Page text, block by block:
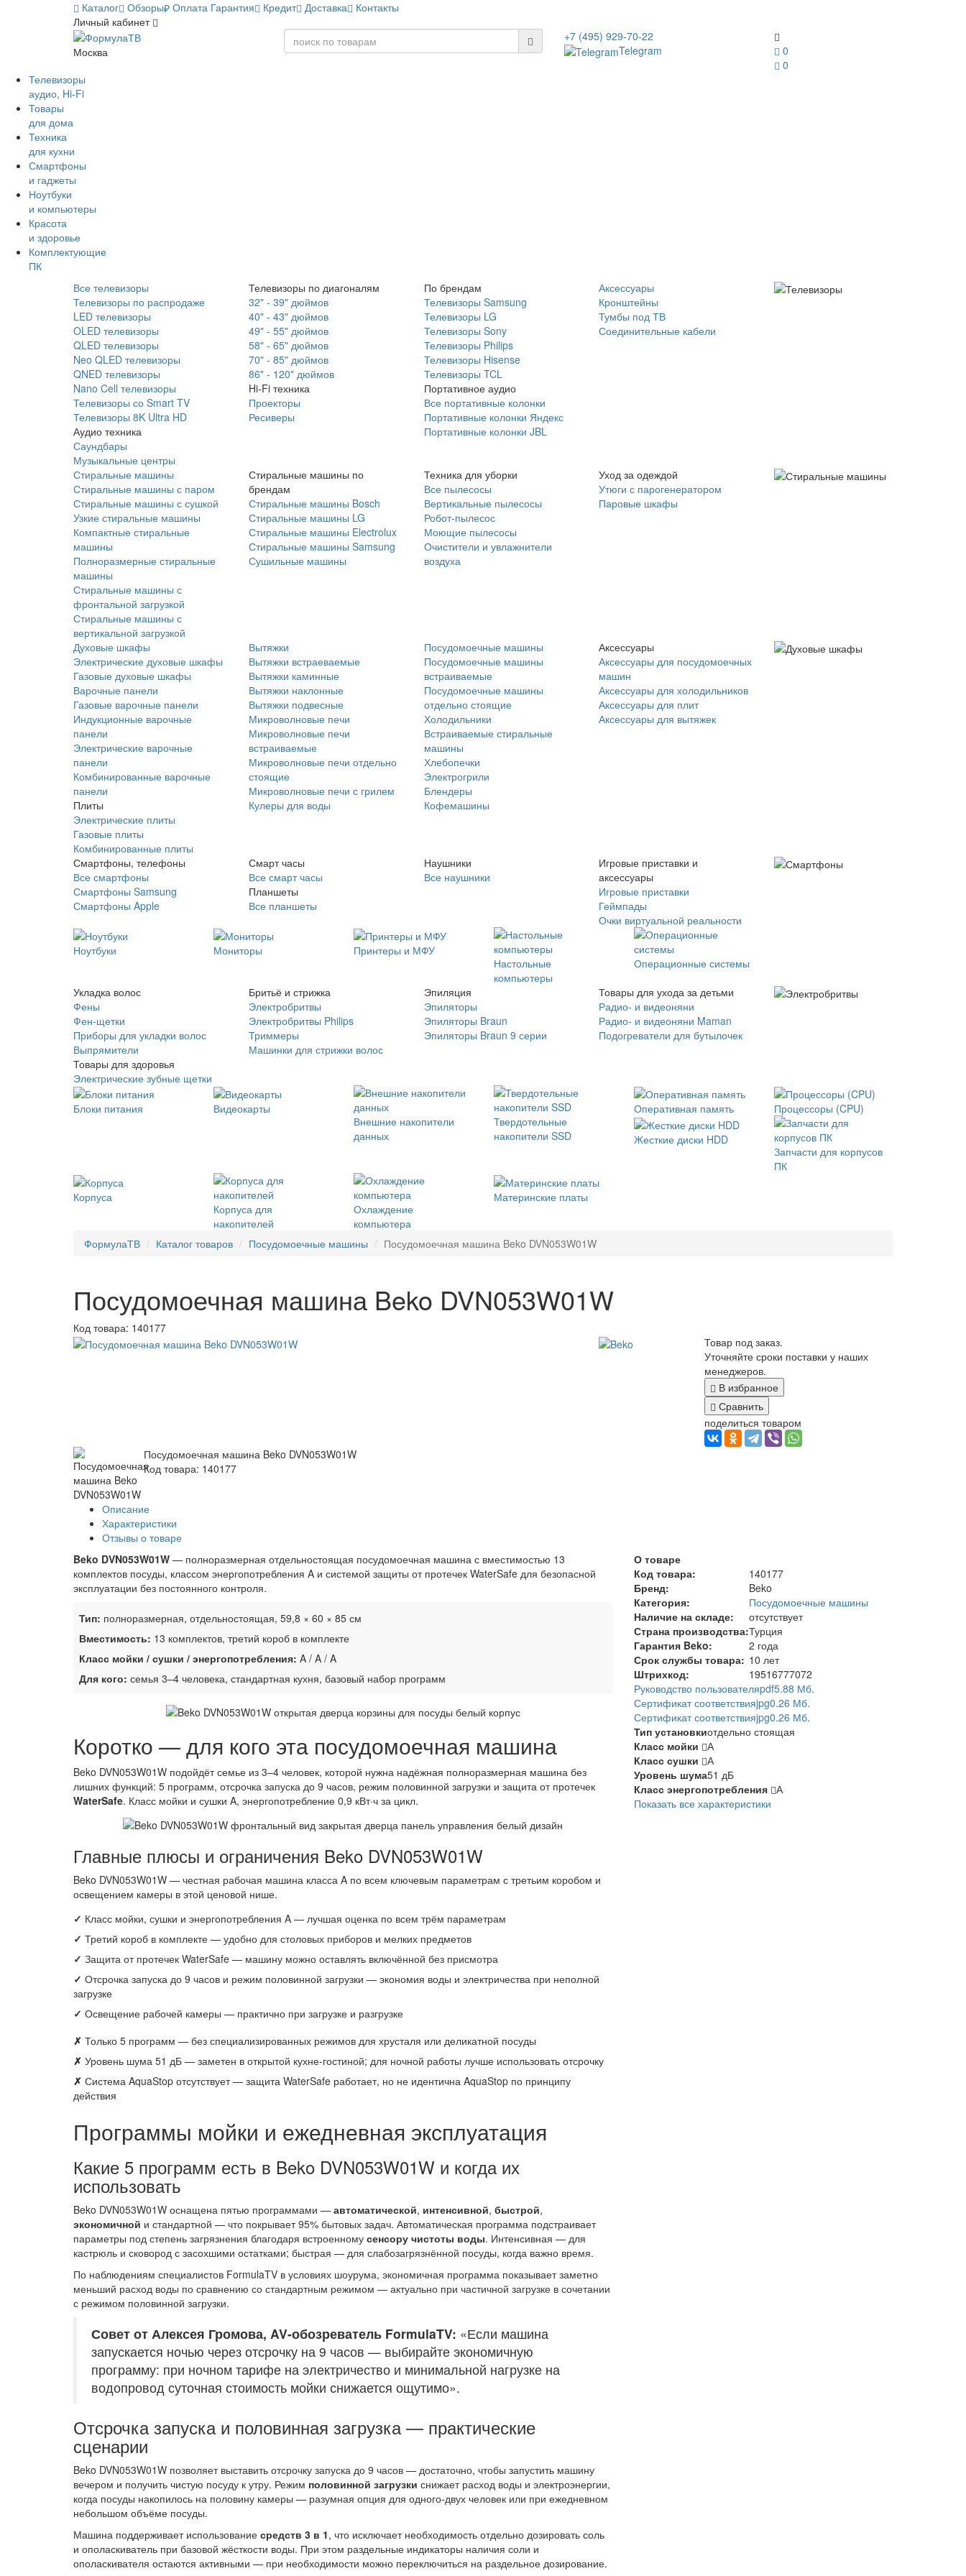
Каталог Обзоры Оплата Гарантия Кредит Доставка
Контакты
Личный кабинет
Москва
0
0
+7 (495) 929-70-22
Telegram
Телевизоры
аудио, Hi-Fi
Товары
для дома
Техника
для кухни
Смартфоны
и гаджеты
Ноутбуки
и компьютеры
Красота
и здоровье
Комплектующие
ПК
Все телевизоры
Телевизоры по распродаже
LED телевизоры
OLED телевизоры
QLED телевизоры
Neo QLED телевизоры
QNED телевизоры
Nano Cell телевизоры
Телевизоры со Smart TV
Телевизоры 8K Ultra HD
Аудио техника
Саундбары
Музыкальные центры
Телевизоры по диагоналям
32" - 39" дюймов
40" - 43" дюймов
49" - 55" дюймов
58" - 65" дюймов
70" - 85" дюймов
86" - 120" дюймов
Hi-Fi техника
Проекторы
Ресиверы
По брендам
Телевизоры Samsung
Телевизоры LG
Телевизоры Sony
Телевизоры Philips
Телевизоры Hisense
Телевизоры TCL
Портативное аудио
Все портативные колонки
Портативные колонки Яндекс
Портативные колонки JBL
Аксессуары
Кронштейны
Тумбы под ТВ
Соединительные кабели
Стиральные машины
Стиральные машины с паром
Стиральные машины с сушкой
Узкие стиральные машины
Компактные стиральные
машины
Полноразмерные стиральные
машины
Стиральные машины с
фронтальной загрузкой
Стиральные машины с
вертикальной загрузкой
Стиральные машины по
брендам
Стиральные машины Bosch
Стиральные машины LG
Стиральные машины Electrolux
Стиральные машины Samsung
Сушильные машины
Техника для уборки
Все пылесосы
Вертикальные пылесосы
Робот-пылесос
Моющие пылесосы
Очистители и увлажнители
воздуха
Уход за одеждой
Утюги с парогенератором
Паровые шкафы
Духовые шкафы
Электрические духовые шкафы
Газовые духовые шкафы
Варочные панели
Газовые варочные панели
Индукционные варочные
панели
Электрические варочные
панели
Комбинированные варочные
панели
Плиты
Электрические плиты
Газовые плиты
Комбинированные плиты
Вытяжки
Вытяжки встраеваемые
Вытяжки каминные
Вытяжки наклонные
Вытяжки подвесные
Микроволновые печи
Микроволновые печи
встраиваемые
Микроволновые печи отдельно
стоящие
Микроволновые печи с грилем
Кулеры для воды
Посудомоечные машины
Посудомоечные машины
встраиваемые
Посудомоечные машины
отдельно стоящие
Холодильники
Встраиваемые стиральные
машины
Хлебопечки
Электрогрили
Блендеры
Кофемашины
Аксессуары
Аксессуары для посудомоечных
машин
Аксессуары для холодильников
Аксессуары для плит
Аксессуары для вытяжек
Смартфоны, телефоны
Все смартфоны
Смартфоны Samsung
Смартфоны Apple
Смарт часы
Все смарт часы
Планшеты
Все планшеты
Наушники
Все наушники
Игровые приставки и
аксессуары
Игровые приставки
Геймпады
Очки виртуальной реальности
Ноутбуки Мониторы
Принтеры и МФУ
Настольные
компьютеры
Операционные системы
Укладка волос
Фены
Фен-щетки
Приборы для укладки волос
Выпрямители
Товары для здоровья
Электрические зубные щетки
Бритьё и стрижка
Электробритвы
Электробритвы Philips
Триммеры
Машинки для стрижки волос
Эпиляция
Эпиляторы
Эпиляторы Braun
Эпиляторы Braun 9 серии
Товары для ухода за детьми
Радио- и видеоняни
Радио- и видеоняни Maman
Подогреватели для бутылочек
Блоки питания
Видеокарты
Внешние накопители
данных
Твердотельные
накопители SSD
Оперативная память Процессоры (CPU)
Жесткие диски HDD
Запчасти для корпусов
ПК
Корпуса
Корпуса для
накопителей
Охлаждение
компьютера
Материнские платы
ФормулаТВ Каталог товаров Посудомоечные машины Посудомоечная машина Beko DVN053W01W
Посудомоечная машина Beko DVN053W01W
Код товара: 140177
Товар под заказ.
Уточняйте сроки поставки у наших
менеджеров.
В избранное
Сравнить
поделиться товаром
Посудомоечная машина Beko DVN053W01W
Код товара: 140177
Описание
Характеристики
Отзывы о товаре
О товаре
Код товара:
140177
Бренд:
Beko
Категория:
Посудомоечные машины
Наличие на складе:
отсутствует
Страна производства:Турция
Гарантия Beko:
2 года
Срок службы товара: 10 лет
Штрихкод:
19516777072
Руководство пользователяpdf5.88 Мб.
Сертификат соответствияjpg0.26 Мб.
Сертификат соответствияjpg0.26 Мб.
Тип установкиотдельно стоящая
Класс мойки
А
Класс сушки
А
Уровень шума51 дБ
Класс энергопотребления А
Показать все характеристики
Beko DVN053W01W — полноразмерная отдельностоящая посудомоечная машина с вместимостью 13
комплектов посуды, классом энергопотребления A и системой защиты от протечек WaterSafe для безопасной
эксплуатации без постоянного контроля.
Тип: полноразмерная, отдельностоящая, 59,8 × 60 × 85 см
Вместимость: 13 комплектов, третий короб в комплекте
Класс мойки / сушки / энергопотребления: A / A / A
Для кого: семья 3–4 человека, стандартная кухня, базовый набор программ
Коротко — для кого эта посудомоечная машина
Beko DVN053W01W подойдёт семье из 3–4 человек, которой нужна надёжная полноразмерная машина без
лишних функций: 5 программ, отсрочка запуска до 9 часов, режим половинной загрузки и защита от протечек
WaterSafe. Класс мойки и сушки A, энергопотребление 0,9 кВт·ч за цикл.
Главные плюсы и ограничения Beko DVN053W01W
Beko DVN053W01W — честная рабочая машина класса A по всем ключевым параметрам с третьим коробом и
освещением камеры в этой ценовой нише.
✓ Класс мойки, сушки и энергопотребления A — лучшая оценка по всем трём параметрам
✓ Третий короб в комплекте — удобно для столовых приборов и мелких предметов
✓ Защита от протечек WaterSafe — машину можно оставлять включённой без присмотра
✓ Отсрочка запуска до 9 часов и режим половинной загрузки — экономия воды и электричества при неполной
загрузке
✓ Освещение рабочей камеры — практично при загрузке и разгрузке
✗ Только 5 программ — без специализированных режимов для хрусталя или деликатной посуды
✗ Уровень шума 51 дБ — заметен в открытой кухне-гостиной; для ночной работы лучше использовать отсрочку
✗ Система AquaStop отсутствует — защита WaterSafe работает, но не идентична AquaStop по принципу
действия
Программы мойки и ежедневная эксплуатация
Какие 5 программ есть в Beko DVN053W01W и когда их
использовать
Beko DVN053W01W оснащена пятью программами — автоматической, интенсивной, быстрой,
экономичной и стандартной — что покрывает 95% бытовых задач. Автоматическая программа подстраивает
параметры под степень загрязнения благодаря встроенному сенсору чистоты воды. Интенсивная — для
кастрюль и сковород с засохшими остатками; быстрая — для слабозагрязнённой посуды, когда важно время.
По наблюдениям специалистов FormulaTV в условиях шоурума, экономичная программа показывает заметно
меньший расход воды по сравнению со стандартным режимом — актуально при частичной загрузке в сочетании
с режимом половинной загрузки.
Совет от Алексея Громова, AV-обозреватель FormulaTV: «Если машина
запускается ночью через отсрочку на 9 часов — выбирайте экономичную
программу: при ночном тарифе на электричество и минимальной нагрузке на
водопровод суточная стоимость мойки снижается ощутимо».
Отсрочка запуска и половинная загрузка — практические
сценарии
Beko DVN053W01W позволяет выставить отсрочку запуска до 9 часов — достаточно, чтобы запустить машину
вечером и получить чистую посуду к утру. Режим половинной загрузки снижает расход воды и электроэнергии,
когда посуды накопилось на половину камеры — разумная опция для одного-двух человек или при ежедневном
небольшом объёме посуды.
Машина поддерживает использование средств 3 в 1, что исключает необходимость отдельно дозировать соль
и ополаскиватель при базовой жёсткости воды. При этом раздельные индикаторы наличия соли и
ополаскивателя остаются активными — при необходимости можно переключиться на раздельное дозирование.